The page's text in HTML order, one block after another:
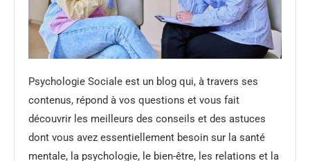
Psychologie Sociale est un blog qui, à travers ses
contenus, répond à vos questions et vous fait
découvrir les meilleurs des conseils et des astuces
dont vous avez essentiellement besoin sur la santé
mentale, la psychologie, le bien-être, les relations et la